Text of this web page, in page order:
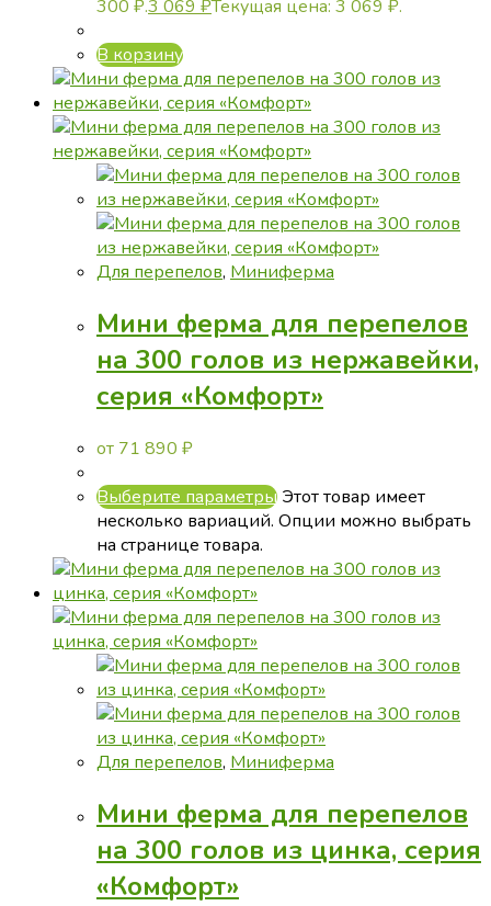
300 ₽.3 069 ₽Текущая цена: 3 069 ₽.
В корзину
Для перепелов, Миниферма
Мини ферма для перепелов
на 300 голов из нержавейки,
серия «Комфорт»
от 71 890 ₽
Выберите параметры Этот товар имеет
несколько вариаций. Опции можно выбрать
на странице товара.
Для перепелов, Миниферма
Мини ферма для перепелов
на 300 голов из цинка, серия
«Комфорт»